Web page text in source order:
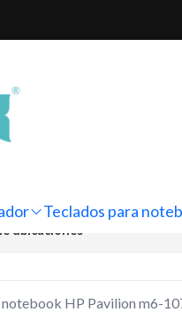
Teclados para
HP Pavilion m6-1076la
ubicaciones
HP Pavilion m6-